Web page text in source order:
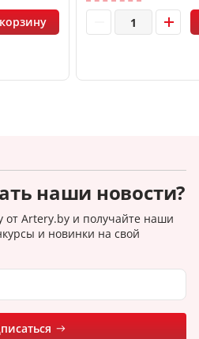
наши новости?
от Artery.by и получайте наши
и новинки на свой